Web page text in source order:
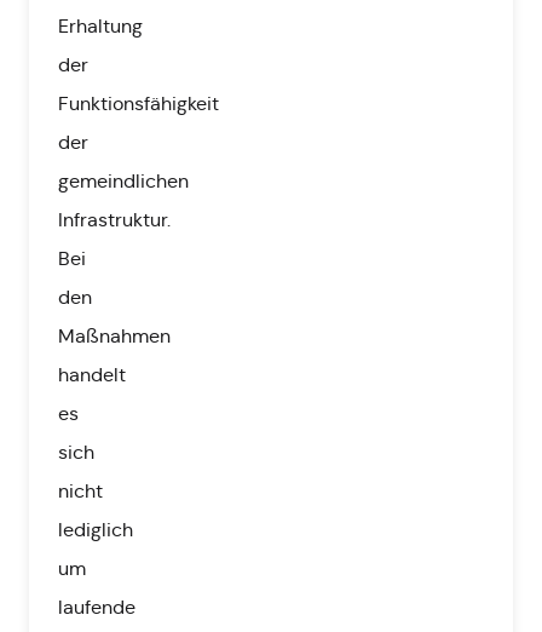
Erhaltung
der
Funktionsfähigkeit
der
gemeindlichen
Infrastruktur.
Bei
den
Maßnahmen
handelt
es
sich
nicht
lediglich
um
laufende